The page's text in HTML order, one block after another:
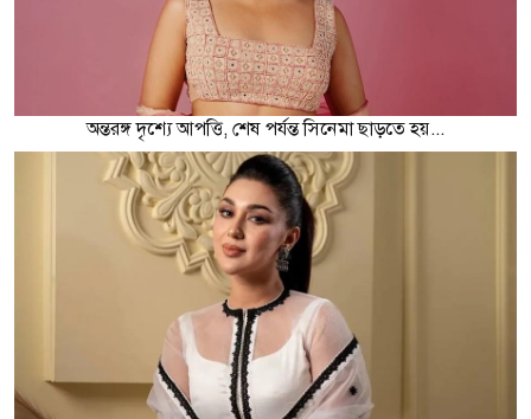
অন্তরঙ্গ দৃশ্যে আপত্তি, শেষ পর্যন্ত সিনেমা ছাড়তে হয়...